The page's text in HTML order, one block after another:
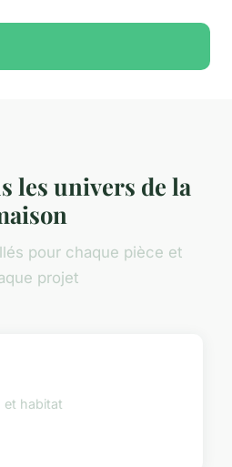
les univers de la
pour chaque pièce et
projet
et habitat